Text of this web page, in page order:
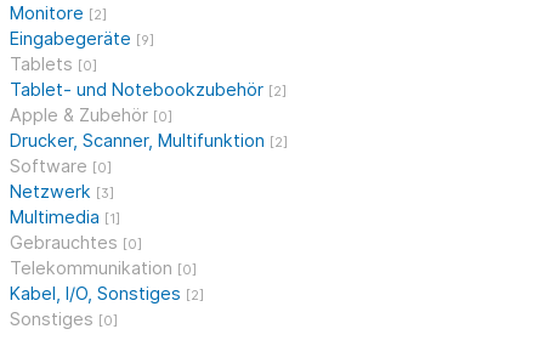
Monitore [2]
Eingabegeräte [9]
Tablets [0]
Tablet- und Notebookzubehör [2]
Apple & Zubehör [0]
Drucker, Scanner, Multifunktion [2]
Software [0]
Netzwerk [3]
Multimedia [1]
Gebrauchtes [0]
Telekommunikation [0]
Kabel, I/O, Sonstiges [2]
Sonstiges [0]